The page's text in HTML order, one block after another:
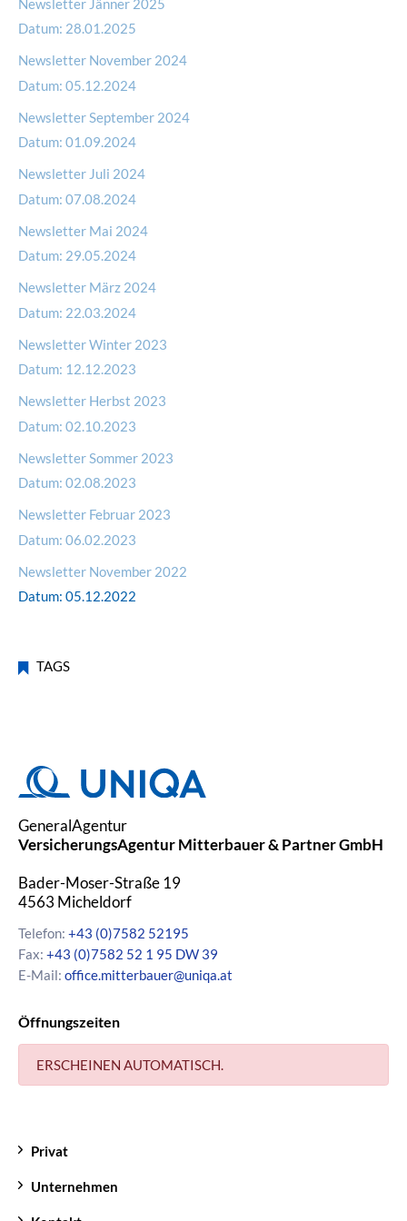
Newsletter Jänner 2025
Datum: 28.01.2025
Newsletter November 2024
Datum: 05.12.2024
Newsletter September 2024
Datum: 01.09.2024
Newsletter Juli 2024
Datum: 07.08.2024
Newsletter Mai 2024
Datum: 29.05.2024
Newsletter März 2024
Datum: 22.03.2024
Newsletter Winter 2023
Datum: 12.12.2023
Newsletter Herbst 2023
Datum: 02.10.2023
Newsletter Sommer 2023
Datum: 02.08.2023
Newsletter Februar 2023
Datum: 06.02.2023
Newsletter November 2022
Datum: 05.12.2022
TAGS
GeneralAgentur
VersicherungsAgentur Mitterbauer & Partner GmbH
Bader-Moser-Straße 19
4563 Micheldorf
Telefon: +43 (0)7582 52195
Fax: +43 (0)7582 52 1 95 DW 39
E-Mail: office.mitterbauer@uniqa.at
Öffnungszeiten
ERSCHEINEN AUTOMATISCH.
Privat
Unternehmen